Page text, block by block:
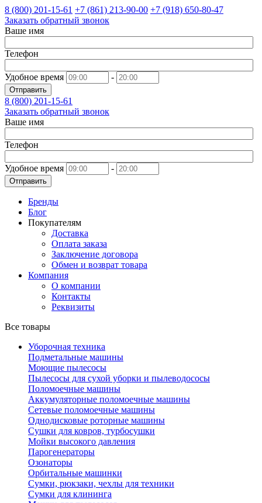
8 (800) 201-15-61 +7 (861) 213-90-00 +7 (918) 650-80-47
Заказать обратный звонок
Ваше имя
Телефон
Удобное время -
Отправить
8 (800) 201-15-61
Заказать обратный звонок
Ваше имя
Телефон
Удобное время -
Отправить
Бренды
Блог
Покупателям
Доставка
Оплата заказа
Заключение договора
Обмен и возврат товара
Компания
О компании
Контакты
Реквизиты
Все товары
Уборочная техника
Подметальные машины
Моющие пылесосы
Пылесосы для сухой уборки и пылеводососы
Поломоечные машины
Аккумуляторные поломоечные машины
Сетевые поломоечные машины
Однодисковые роторные машины
Сушки для ковров, турбосушки
Мойки высокого давления
Парогенераторы
Озонаторы
Орбитальные машинки
Сумки, рюкзаки, чехлы для техники
Сумки для клининга